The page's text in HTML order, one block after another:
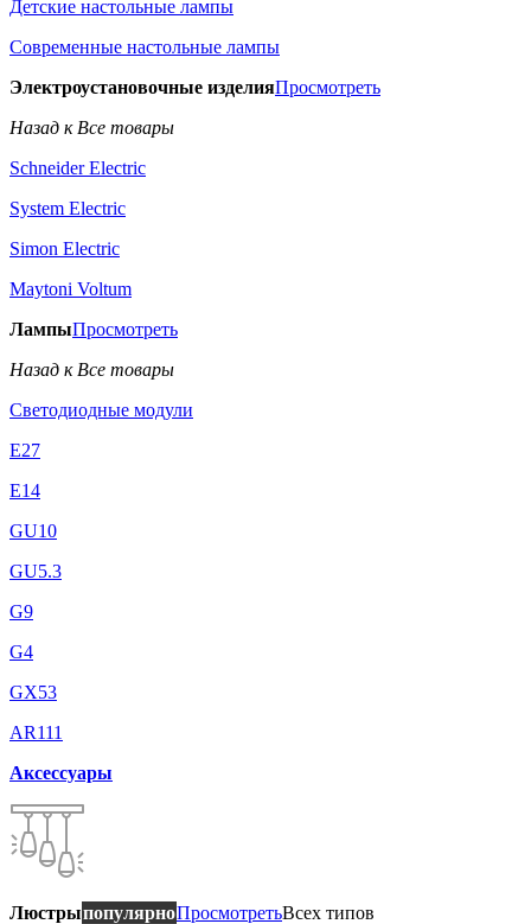
Детские настольные лампы
Современные настольные лампы
Электроустановочные изделияПросмотреть
Назад к Все товары
Schneider Electric
System Electric
Simon Electric
Maytoni Voltum
ЛампыПросмотреть
Назад к Все товары
Светодиодные модули
E27
E14
GU10
GU5.3
G9
G4
GX53
AR111
Аксессуары
ЛюстрыпопулярноПросмотретьВсех типов